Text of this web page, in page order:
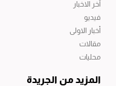
آخر الاخبار
فيديو
أخبار الاولى
مقالات
محليات
المزيد من الجريدة